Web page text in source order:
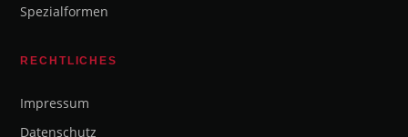
Spezialformen
RECHTLICHES
Impressum
Datenschutz